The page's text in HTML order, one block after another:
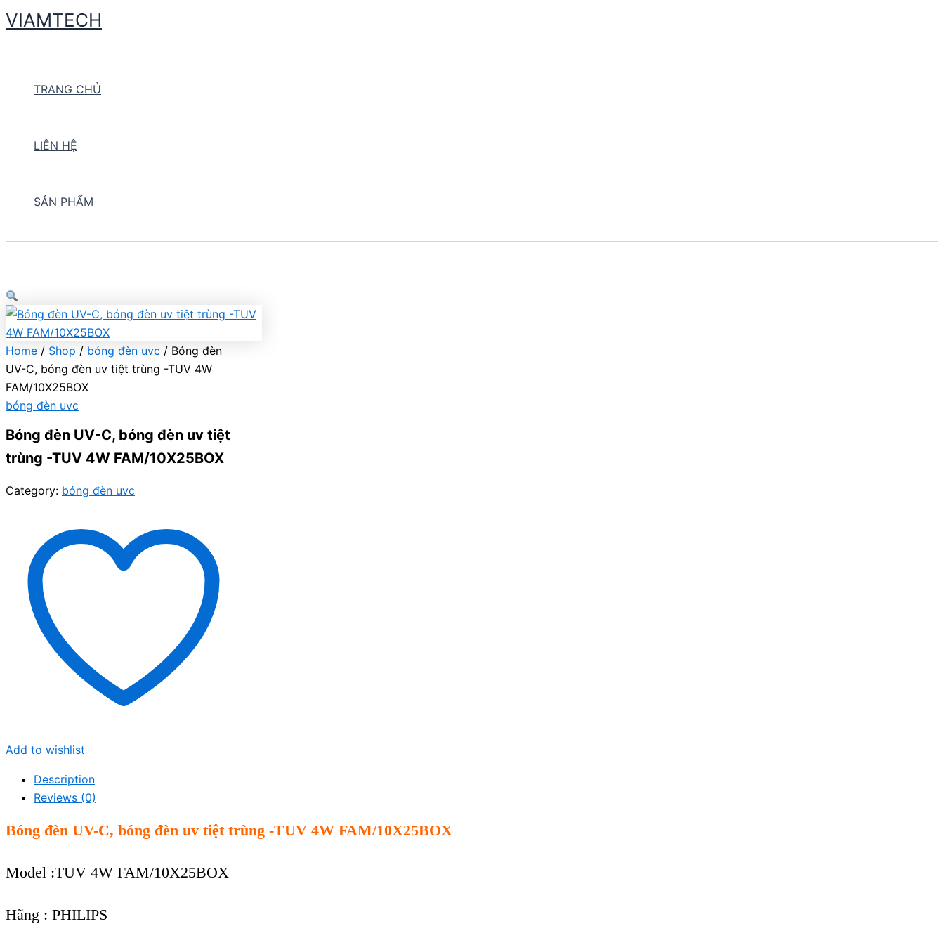
Skip
to
VIAMTECH
TRANG CHỦ
LIÊN HỆ
SẢN PHẨM
Home / Shop / bóng đèn uvc / Bóng đèn
UV-C, bóng đèn uv tiệt trùng -TUV 4W
FAM/10X25BOX
bóng đèn uvc
Bóng đèn UV-C, bóng đèn uv tiệt
trùng -TUV 4W FAM/10X25BOX
Category: bóng đèn uvc
Add to wishlist
Description
Reviews (0)
Bóng đèn UV-C, bóng đèn uv tiệt trùng -TUV 4W FAM/10X25BOX
Model :TUV 4W FAM/10X25BOX
Hãng : PHILIPS